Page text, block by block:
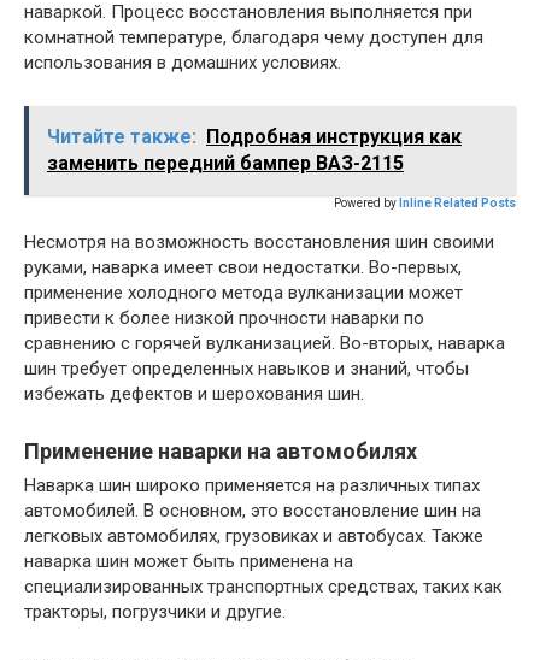
наваркой. Процесс восстановления выполняется при
комнатной температуре, благодаря чему доступен для
использования в домашних условиях.
Читайте также:
Подробная инструкция как
заменить передний бампер ВАЗ-2115
Powered by Inline Related Posts
Несмотря на возможность восстановления шин своими
руками, наварка имеет свои недостатки. Во-первых,
применение холодного метода вулканизации может
привести к более низкой прочности наварки по
сравнению с горячей вулканизацией. Во-вторых, наварка
шин требует определенных навыков и знаний, чтобы
избежать дефектов и шерохования шин.
Применение наварки на автомобилях
Наварка шин широко применяется на различных типах
автомобилей. В основном, это восстановление шин на
легковых автомобилях, грузовиках и автобусах. Также
наварка шин может быть применена на
специализированных транспортных средствах, таких как
тракторы, погрузчики и другие.